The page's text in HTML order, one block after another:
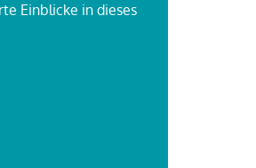
Einblicke in dieses